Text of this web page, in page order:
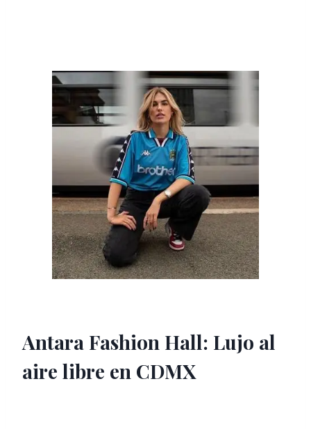
Antara Fashion Hall: Lujo al
aire libre en CDMX